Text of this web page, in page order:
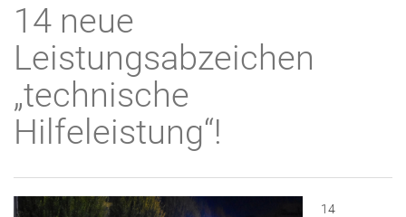
14 neue
Leistungsabzeichen
„technische
Hilfeleistung“!
14